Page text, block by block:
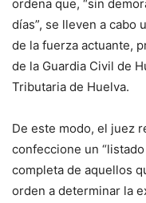
ordena que, “sin
días”, se lleven a cabo
de la fuerza actuante,
de la Guardia Civil de
Tributaria de Huelva.
De este modo, el juez
confeccione un
completa de aquellos
orden a determinar la